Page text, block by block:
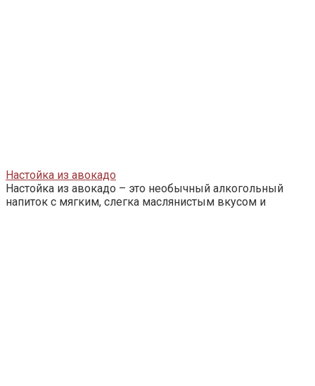
Настойка из авокадо
Настойка из авокадо – это необычный алкогольный
напиток с мягким, слегка маслянистым вкусом и